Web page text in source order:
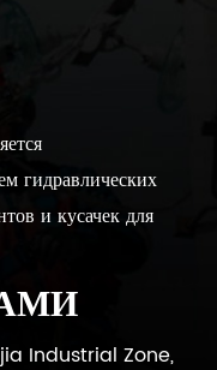
гидравлических
и кусачек для
Industrial Zone,